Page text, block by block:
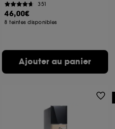
351
46,00€
8 teintes disponibles
Ajouter au panier